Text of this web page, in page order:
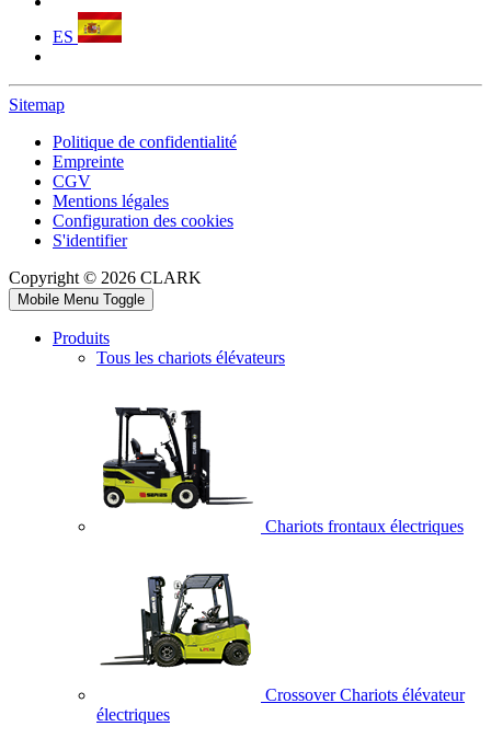
ES
Sitemap
Politique de confidentialité
Empreinte
CGV
Mentions légales
Configuration des cookies
S'identifier
Copyright © 2026 CLARK
Mobile Menu Toggle
Produits
Tous les chariots élévateurs
Chariots frontaux électriques
Crossover Chariots élévateur
électriques